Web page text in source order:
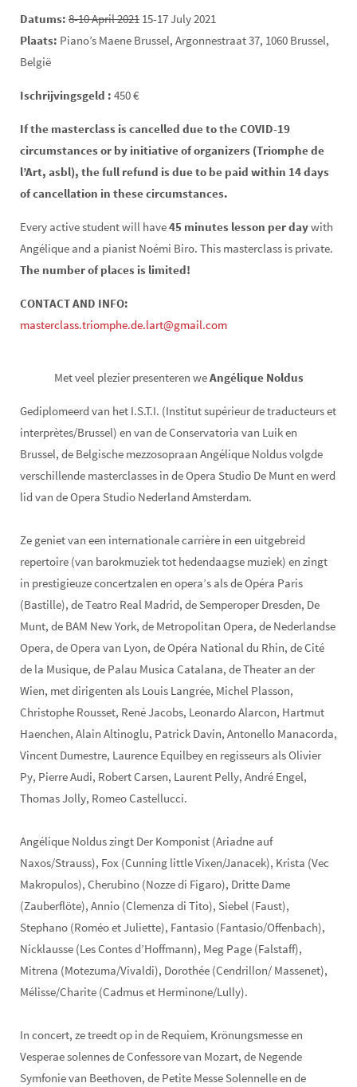
Datums: 8-10 April 2021 15-17 July 2021
Plaats: Piano’s Maene Brussel, Argonnestraat 37, 1060 Brussel,
België
Ischrijvingsgeld : 450 €
If the masterclass is cancelled due to the COVID-19
circumstances or by initiative of organizers (Triomphe de
l’Art, asbl), the full refund is due to be paid within 14 days
of cancellation in these circumstances.
Every active student will have45 minutes lesson per daywith
Angélique and a pianist Noémi Biro. This masterclass is private.
The number of places is limited!
CONTACT AND INFO:
masterclass.triomphe.de.lart@gmail.com
Met veel plezier presenteren weAngélique Noldus
Gediplomeerd van het I.S.T.I. (Institut supérieur de traducteurs et
interprètes/Brussel) en van de Conservatoria van Luik en
Brussel, de Belgische mezzosopraan Angélique Noldus volgde
verschillende masterclasses in de Opera Studio De Munt en werd
lid van de Opera Studio Nederland Amsterdam.
Ze geniet van een internationale carrière in een uitgebreid
repertoire (van barokmuziek tot hedendaagse muziek) en zingt
in prestigieuze concertzalen en opera’s als de Opéra Paris
(Bastille), de Teatro Real Madrid, de Semperoper Dresden, De
Munt, de BAM New York, de Metropolitan Opera, de Nederlandse
Opera, de Opera van Lyon, de Opéra National du Rhin, de Cité
de la Musique, de Palau Musica Catalana, de Theater an der
Wien, met dirigenten als Louis Langrée, Michel Plasson,
Christophe Rousset, René Jacobs, Leonardo Alarcon, Hartmut
Haenchen, Alain Altinoglu, Patrick Davin, Antonello Manacorda,
Vincent Dumestre, Laurence Equilbey en regisseurs als Olivier
Py, Pierre Audi, Robert Carsen, Laurent Pelly, André Engel,
Thomas Jolly, Romeo Castellucci.
Angélique Noldus zingt Der Komponist (Ariadne auf
Naxos/Strauss), Fox (Cunning little Vixen/Janacek), Krista (Vec
Makropulos), Cherubino (Nozze di Figaro), Dritte Dame
(Zauberflöte), Annio (Clemenza di Tito), Siebel (Faust),
Stephano (Roméo et Juliette), Fantasio (Fantasio/Offenbach),
Nicklausse (Les Contes d’Hoffmann), Meg Page (Falstaff),
Mitrena (Motezuma/Vivaldi), Dorothée (Cendrillon/ Massenet),
Mélisse/Charite (Cadmus et Herminone/Lully).
In concert, ze treedt op in de Requiem, Krönungsmesse en
Vesperae solennes de Confessore van Mozart, de Negende
Symfonie van Beethoven, de Petite Messe Solennelle en de